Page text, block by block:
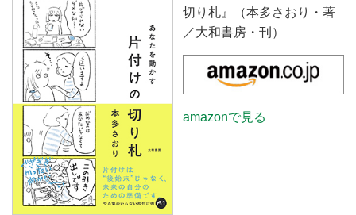
切り札』（本多さおり・著
／大和書房・刊）
amazonで見る